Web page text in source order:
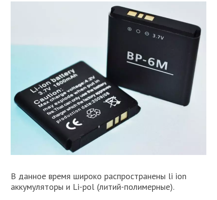
В данное время широко распространены li ion
аккумуляторы и Li-pol (литий-полимерные).